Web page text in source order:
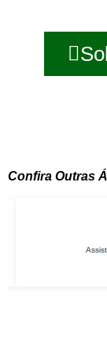
Confira Outras